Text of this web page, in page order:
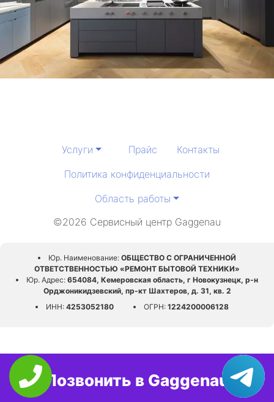
Услуги Прайс
Контакты
Политика конфиденциальности
Область работы
©2026 Сервисный центр Gaggenau
Юр. Наименование: ОБЩЕСТВО С ОГРАНИЧЕННОЙ
ОТВЕТСТВЕННОСТЬЮ «РЕМОНТ БЫТОВОЙ ТЕХНИКИ»
Юр. Адрес: 654084, Кемеровская область, г Новокузнецк, р-н
Орджоникидзевский, пр-кт Шахтеров, д. 31, кв. 2
ИНН: 4253052180 ОГРН: 1224200006128
Позвонить в Gaggenau